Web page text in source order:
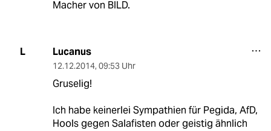
Macher von BILD.
L Lucanus
12.12.2014, 09:53 Uhr
Gruselig!
Ich habe keinerlei Sympathien für Pegida, AfD,
Hools gegen Salafisten oder geistig ähnlich